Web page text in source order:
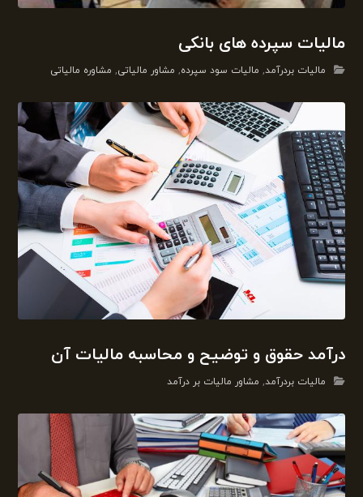
مالیات سپرده های بانکی
مالیات بردرآمد, مالیات سود سپرده, مشاور مالیاتی, مشاوره مالیاتی
درآمد حقوق و توضیح و محاسبه مالیات آن
مالیات بردرآمد, مشاور مالیات بر درآمد